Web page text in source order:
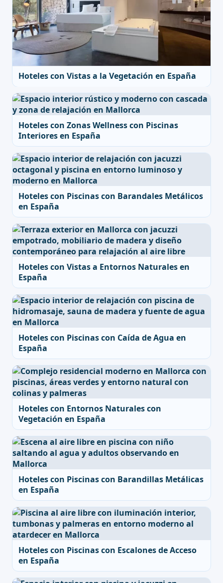
Hoteles con Vistas a la Vegetación en España
Hoteles con Zonas Wellness con Piscinas
Interiores en España
Hoteles con Piscinas con Barandales Metálicos
en España
Hoteles con Vistas a Entornos Naturales en
España
Hoteles con Piscinas con Caída de Agua en
España
Hoteles con Entornos Naturales con
Vegetación en España
Hoteles con Piscinas con Barandillas Metálicas
en España
Hoteles con Piscinas con Escalones de Acceso
en España